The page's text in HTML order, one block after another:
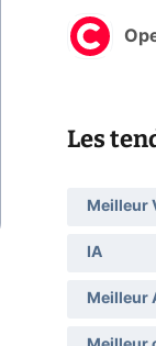
Les
Meilleur
IA
Meilleur